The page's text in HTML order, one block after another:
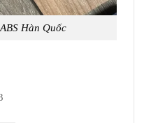
Hàn Quốc